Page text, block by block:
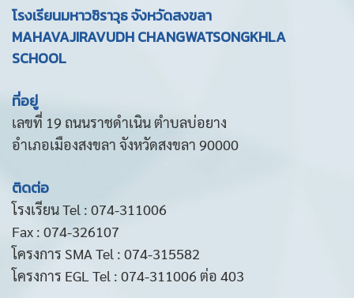
โรงเรียนมหาวชิราวุธ จังหวัดสงขลา
MAHAVAJIRAVUDH CHANGWATSONGKHLA
SCHOOL
ที่อยู่
เลขที่ 19 ถนนราชดำเนิน ตำบลบ่อยาง
อำเภอเมืองสงขลา จังหวัดสงขลา 90000
ติดต่อ
โรงเรียน Tel : 074-311006
Fax : 074-326107
โครงการ SMA Tel : 074-315582
โครงการ EGL Tel : 074-311006 ต่อ 403